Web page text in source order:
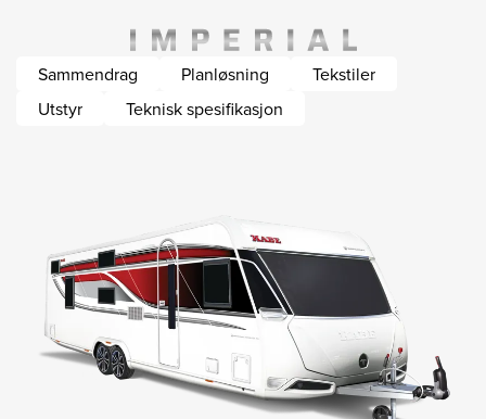
Sammendrag Planløsning
Tekstiler
Utstyr
Teknisk spesifikasjon